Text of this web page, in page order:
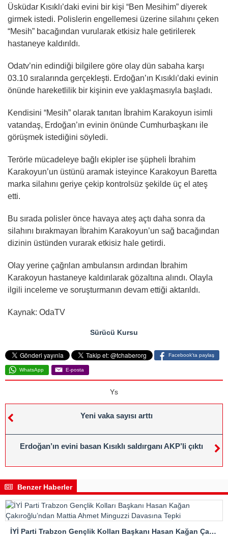
Üsküdar Kısıklı’daki evini bir kişi “Ben Mesihim” diyerek
girmek istedi. Polislerin engellemesi üzerine silahını çeken
“Mesih” bacağından vurularak etkisiz hale getirilerek
hastaneye kaldırıldı.
Odatv’nin edindiği bilgilere göre olay dün sabaha karşı
03.10 sıralarında gerçekleşti. Erdoğan’ın Kısıklı’daki evinin
önünde hareketlilik bir kişinin eve yaklaşmasıyla başladı.
Kendisini “Mesih” olarak tanıtan İbrahim Karakoyun isimli
vatandaş, Erdoğan’ın evinin önünde Cumhurbaşkanı ile
görüşmek istediğini söyledi.
Terörle mücadeleye bağlı ekipler ise şüpheli İbrahim
Karakoyun’un üstünü aramak isteyince Karakoyun Baretta
marka silahını geriye çekip kontrolsüz şekilde üç el ateş
etti.
Bu sırada polisler önce havaya ateş açtı daha sonra da
silahını bırakmayan İbrahim Karakoyun’un sağ bacağından
dizinin üstünden vurarak etkisiz hale getirdi.
Olay yerine çağrılan ambulansın ardından İbrahim
Karakoyun hastaneye kaldırılarak gözaltına alındı. Olayla
ilgili inceleme ve soruşturmanın devam ettiği aktarıldı.
Kaynak: OdaTV
Sürücü Kursu
Facebook'ta paylaş
WhatsApp E-posta
Ys
Yeni vaka sayısı arttı
Erdoğan’ın evini basan Kısıklı saldırganı AKP’li çıktı
Benzer Haberler
İYİ Parti Trabzon Gençlik Kolları Başkanı Hasan Kağan Çakıroğlu’ndan Mattia Ahmet Minguzzi Davasına Tepki